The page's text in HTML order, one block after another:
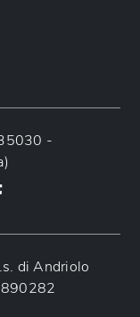
-
di Andriolo